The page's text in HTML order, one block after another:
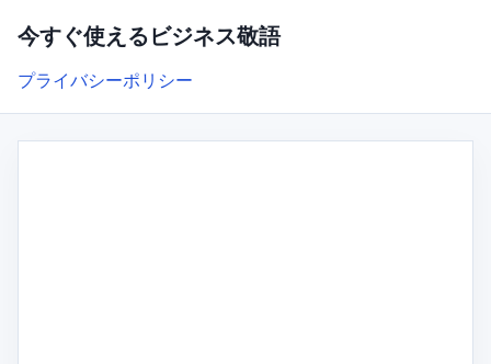
今すぐ使えるビジネス敬語
プライバシーポリシー